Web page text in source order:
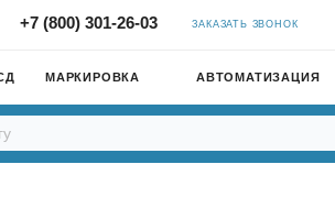
+7 (800) 301-26-03 ЗАКАЗАТЬ ЗВОНОК
МАРКИРОВКА АВТОМАТИЗАЦИЯ